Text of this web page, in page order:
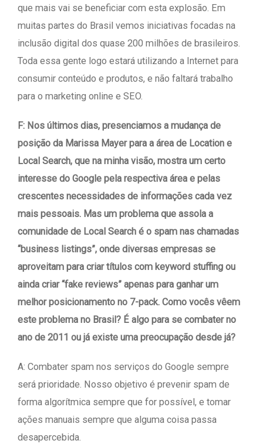
que mais vai se beneficiar com esta explosão. Em
muitas partes do Brasil vemos iniciativas focadas na
inclusão digital dos quase 200 milhões de brasileiros.
Toda essa gente logo estará utilizando a Internet para
consumir conteúdo e produtos, e não faltará trabalho
para o marketing online e SEO.
F: Nos últimos dias, presenciamos a mudança de
posição da Marissa Mayer para a área de Location e
Local Search, que na minha visão, mostra um certo
interesse do Google pela respectiva área e pelas
crescentes necessidades de informações cada vez
mais pessoais. Mas um problema que assola a
comunidade de Local Search é o spam nas chamadas
“business listings”, onde diversas empresas se
aproveitam para criar títulos com keyword stuffing ou
ainda criar “fake reviews” apenas para ganhar um
melhor posicionamento no 7-pack. Como vocês vêem
este problema no Brasil? É algo para se combater no
ano de 2011 ou já existe uma preocupação desde já?
A: Combater spam nos serviços do Google sempre
será prioridade. Nosso objetivo é prevenir spam de
forma algorítmica sempre que for possível, e tomar
ações manuais sempre que alguma coisa passa
desapercebida.